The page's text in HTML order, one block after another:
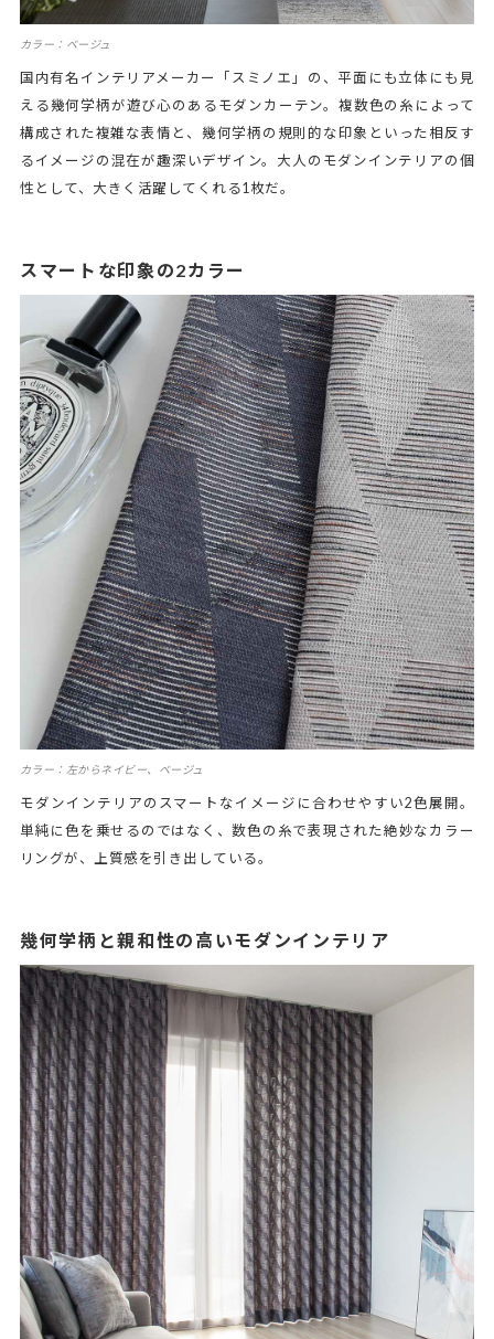
カラー：ベージュ
国内有名インテリアメーカー「スミノエ」の、平面にも立体にも見
える幾何学柄が遊び心のあるモダンカーテン。複数色の糸によって
構成された複雑な表情と、幾何学柄の規則的な印象といった相反す
るイメージの混在が趣深いデザイン。大人のモダンインテリアの個
性として、大きく活躍してくれる1枚だ。
スマートな印象の2カラー
カラー：左からネイビー、ベージュ
モダンインテリアのスマートなイメージに合わせやすい2色展開。
単純に色を乗せるのではなく、数色の糸で表現された絶妙なカラー
リングが、上質感を引き出している。
幾何学柄と親和性の高いモダンインテリア